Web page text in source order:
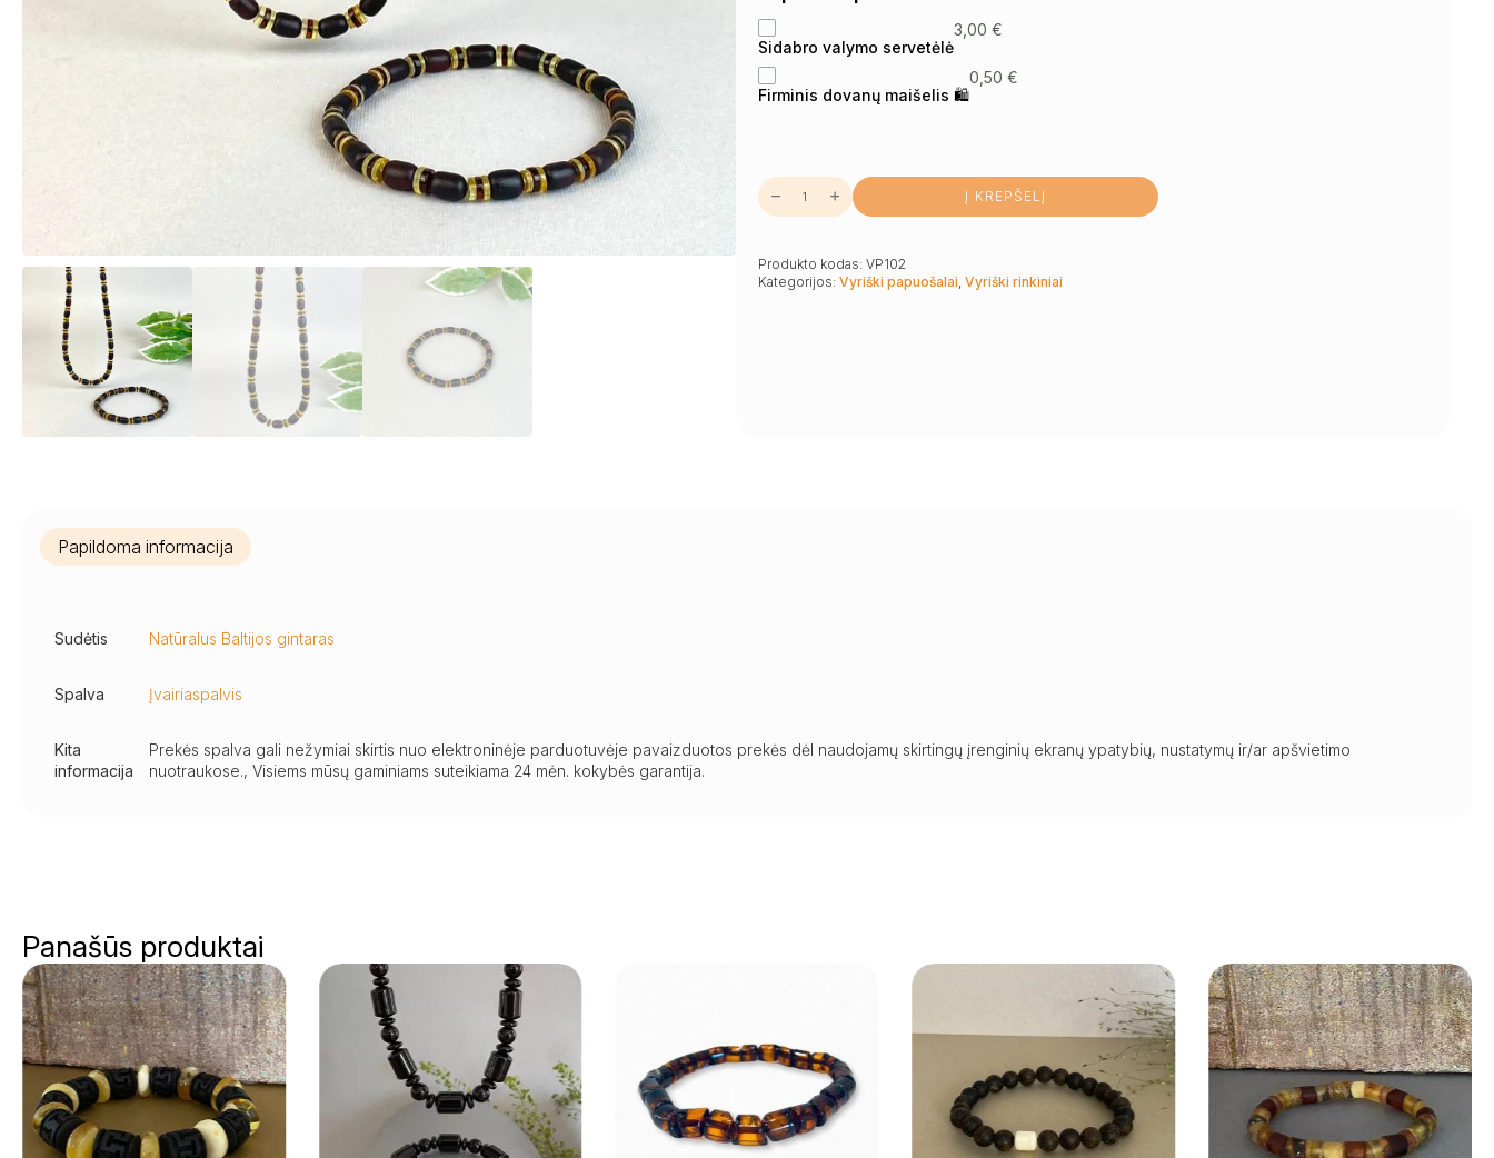
Sidabro valymo servetėlė
3,00 €
Firminis dovanų maišelis 🛍
0,50 €
produkto
kiekis:
Stilingas
matinio
ir
blizgaus
Į KREPŠELĮ
Produkto kodas: VP102
Kategorijos: Vyriški papuošalai, Vyriški rinkiniai
Papildoma informacija
Sudėtis Natūralus Baltijos gintaras
Spalva Įvairiaspalvis
Kita
informacija
Prekės spalva gali nežymiai skirtis nuo elektroninėje parduotuvėje pavaizduotos prekės dėl naudojamų skirtingų įrenginių ekranų ypatybių, nustatymų ir/ar apšvietimo
nuotraukose., Visiems mūsų gaminiams suteikiama 24 mėn. kokybės garantija.
Panašūs produktai